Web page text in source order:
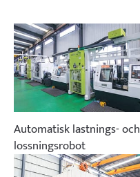
Automatisk lastnings- och
lossningsrobot